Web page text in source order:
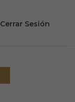
Cerrar Sesión